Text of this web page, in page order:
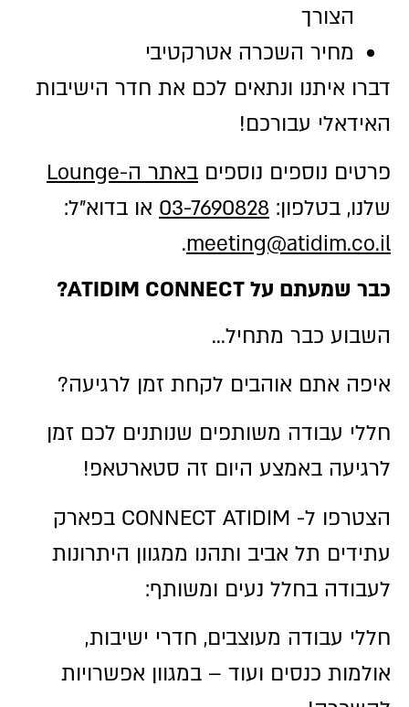
הצורך
מחיר השכרה אטרקטיבי
דברו איתנו ונתאים לכם את חדר הישיבות
האידאלי עבורכם!
פרטים נוספים נוספים באתר ה-Lounge
שלנו, בטלפון: 03-7690828 או בדוא"ל:
meeting@atidim.co.il
.
כבר שמעתם על ATIDIM CONNECT?
השבוע כבר מתחיל…
איפה אתם אוהבים לקחת זמן לרגיעה?
חללי עבודה משותפים שנותנים לכם זמן
לרגיעה באמצע היום זה סטארטאפ!
הצטרפו ל- CONNECT ATIDIM בפארק
עתידים תל אביב ותהנו ממגוון היתרונות
לעבודה בחלל נעים ומשותף:
חללי עבודה מעוצבים, חדרי ישיבות,
אולמות כנסים ועוד – במגוון אפשרויות